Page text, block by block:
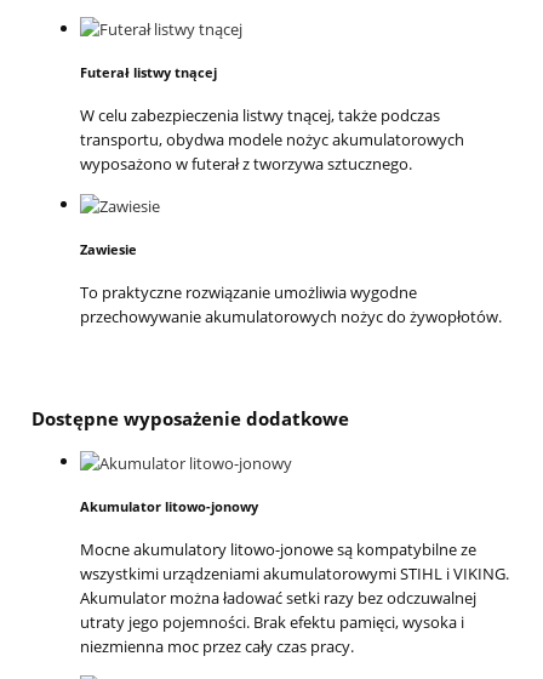
Futerał listwy tnącej
W celu zabezpieczenia listwy tnącej, także podczas
transportu, obydwa modele nożyc akumulatorowych
wyposażono w futerał z tworzywa sztucznego.
Zawiesie
To praktyczne rozwiązanie umożliwia wygodne
przechowywanie akumulatorowych nożyc do żywopłotów.
Dostępne wyposażenie dodatkowe
Akumulator litowo-jonowy
Mocne akumulatory litowo-jonowe są kompatybilne ze
wszystkimi urządzeniami akumulatorowymi STIHL i VIKING.
Akumulator można ładować setki razy bez odczuwalnej
utraty jego pojemności. Brak efektu pamięci, wysoka i
niezmienna moc przez cały czas pracy.